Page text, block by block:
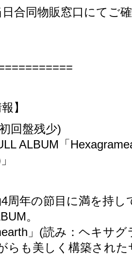
合同物販窓口にてご
】
回盤残少)
ALBUM「
周年の節目に満を持し
。
」(読み：ヘキサ
らも美しく構築され